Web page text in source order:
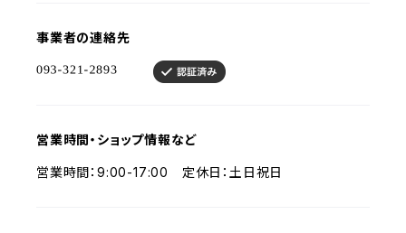
事業者の連絡先
営業時間・ショップ情報など
営業時間：9:00-17:00 定休日：土日祝日